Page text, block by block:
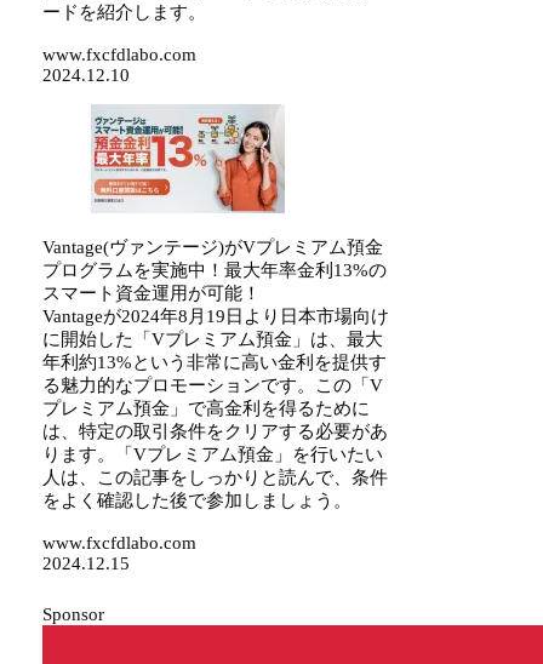
ードを紹介します。
www.fxcfdlabo.com
2024.12.10
Vantage(ヴァンテージ)がVプレミアム預金
プログラムを実施中！最大年率金利13%の
スマート資金運用が可能！
Vantageが2024年8月19日より日本市場向け
に開始した「Vプレミアム預金」は、最大
年利約13%という非常に高い金利を提供す
る魅力的なプロモーションです。この「V
プレミアム預金」で高金利を得るために
は、特定の取引条件をクリアする必要があ
ります。「Vプレミアム預金」を行いたい
人は、この記事をしっかりと読んで、条件
をよく確認した後で参加しましょう。
www.fxcfdlabo.com
2024.12.15
Sponsor